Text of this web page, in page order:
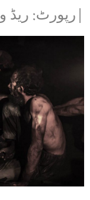
|رپورٹ: ریڈ